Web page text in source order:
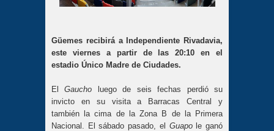
Güemes recibirá a Independiente Rivadavia,
este viernes a partir de las 20:10 en el
estadio Único Madre de Ciudades.
ElGaucho luego de seis fechas perdió su
invicto en su visita a Barracas Central y
también la cima de la Zona B de la Primera
Nacional. El sábado pasado, el Guapole ganó